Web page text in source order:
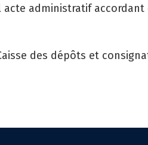
administratif accordant
des dépôts et